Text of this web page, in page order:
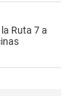
Ruta 7 a